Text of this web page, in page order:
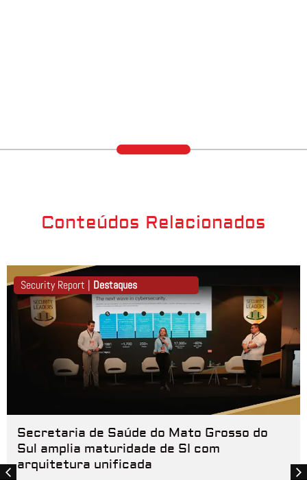
Conteúdos Relacionados
Security Report | Destaques
Secretaria de Saúde do Mato Grosso do
Sul amplia maturidade de SI com
arquitetura unificada